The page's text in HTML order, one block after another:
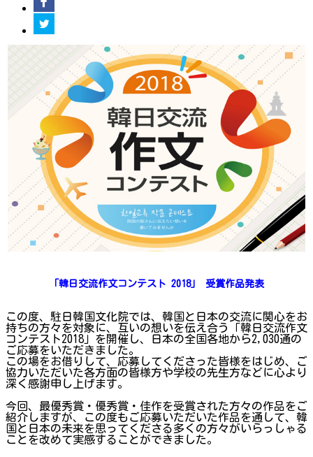
「韓日交流作文コンテスト 2018」 受賞作品発表
この度、駐日韓国文化院では、韓国と日本の交流に関心をお
持ちの方々を対象に、互いの想いを伝え合う「韓日交流作文
コンテスト2018」を開催し、日本の全国各地から2,030通の
ご応募をいただきました。
この場をお借りして、応募してくださった皆様をはじめ、ご
協力いただいた各方面の皆様方や学校の先生方などに心より
深く感謝申し上げます。
今回、最優秀賞・優秀賞・佳作を受賞された方々の作品をご
紹介しますが、この度もご応募いただいた作品を通して、韓
国と日本の未来を思ってくださる多くの方々がいらっしゃる
ことを改めて実感することができました。